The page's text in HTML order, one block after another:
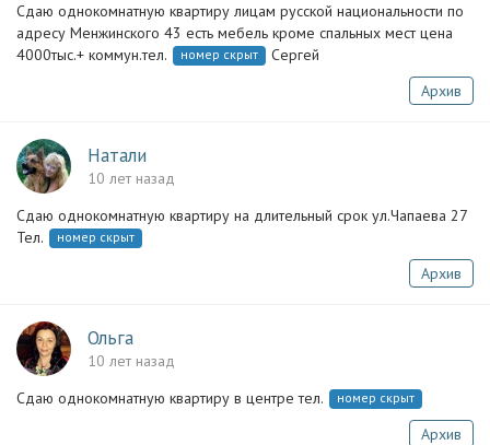
Сдаю однокомнатную квартиру лицам русской национальности по
адресу Менжинского 43 есть мебель кроме спальных мест цена
4000тыс.+ коммун.тел.
номер скрыт
Сергей
Архив
Натали
10 лет назад
Сдаю однокомнатную квартиру на длительный срок ул.Чапаева 27
Тел.
номер скрыт
Архив
Ольга
10 лет назад
Сдаю однокомнатную квартиру в центре тел.
номер скрыт
Архив